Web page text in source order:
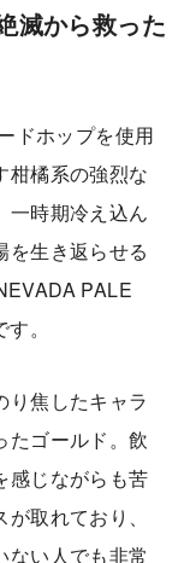
滅から救った
ドホップを使用
柑橘系の強烈な
一時期冷え込ん
を生き返らせる
PALE
。
り焦したキャラ
たゴールド。飲
感じながらも苦
取れており、
ない人でも非常